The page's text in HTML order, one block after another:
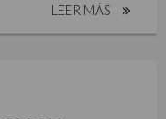
LEER MÁS